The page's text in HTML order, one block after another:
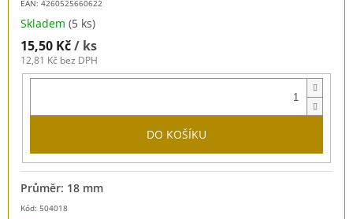
EAN: 4260525660622
Skladem (5 ks)
15,50 Kč/ ks
12,81 Kč bez DPH
DO KOŠÍKU
Kód: 504018
Průměr: 18 mm